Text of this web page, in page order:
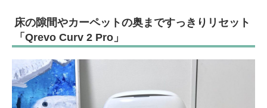
床の隙間やカーペットの奥まですっきりリセット
「Qrevo Curv 2 Pro」